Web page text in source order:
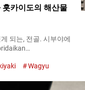
카이도의 해산물
되는, 전골. 시부야에
산) 쿠로게 와규의 스
（세금 포함） 그 중
Wagyu